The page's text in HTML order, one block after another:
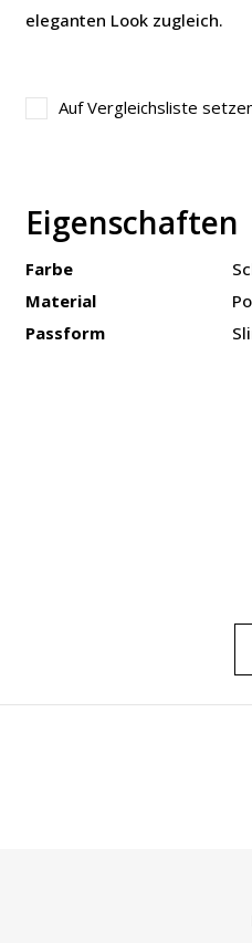
eleganten Look zugleich.
Auf Vergleichsliste
Eigenschaften
Farbe
Material
Passform